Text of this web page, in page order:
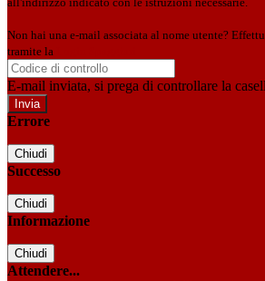
Non hai una e-mail associata al nome utente?
tramite la
E-mail inviata, si prega di controllare la
Errore
Chiudi
Successo
Chiudi
Informazione
Chiudi
Attendere...